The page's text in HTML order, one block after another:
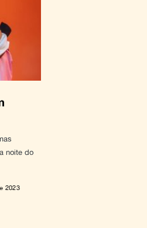
noite do
2023